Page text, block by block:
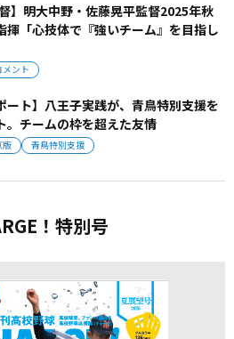
】明大中野・佐藤晃平監督2025年秋
揮「心技体で『強いチーム』を目指し
ント
ート】八王子実践が、青鳥特別支援を
。チームの枠を超えた友情
版 青鳥特別支援
！特別号